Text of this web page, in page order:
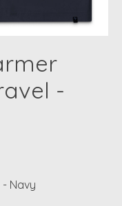
-
Navy